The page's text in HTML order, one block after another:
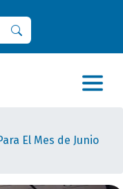
El Mes de Junio